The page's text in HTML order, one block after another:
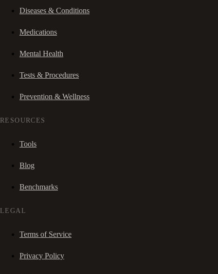
Diseases & Conditions
Medications
Mental Health
Tests & Procedures
Prevention & Wellness
RESOURCES
Tools
Blog
Benchmarks
LEGAL
Terms of Service
Privacy Policy